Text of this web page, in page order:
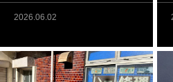
2026.06.02